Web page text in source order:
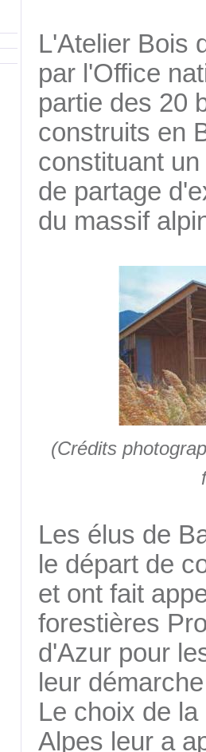
L'Atelier Bois
par l'Office
partie des 20
construits en
constituant
de partage
du massif
(Crédits
Les élus de
le départ de
et ont fait
forestières
d'Azur pour
leur
Le choix de
Alpes leur a